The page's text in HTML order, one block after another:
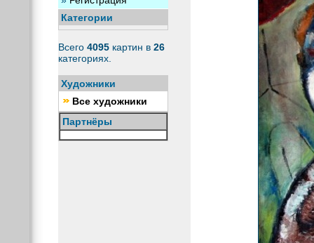
Категории
Всего 4095 картин в 26
категориях.
Художники
Все художники
Партнёры